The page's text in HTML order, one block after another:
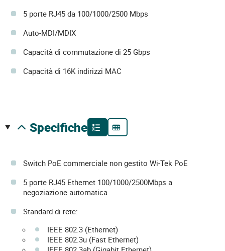
5 porte RJ45 da 100/1000/2500 Mbps
Auto-MDI/MDIX
Capacità di commutazione di 25 Gbps
Capacità di 16K indirizzi MAC
specifiche
Switch PoE commerciale non gestito Wi-Tek PoE
5 porte RJ45 Ethernet 100/1000/2500Mbps a
negoziazione automatica
Standard di rete:
IEEE 802.3 (Ethernet)
IEEE 802.3u (Fast Ethernet)